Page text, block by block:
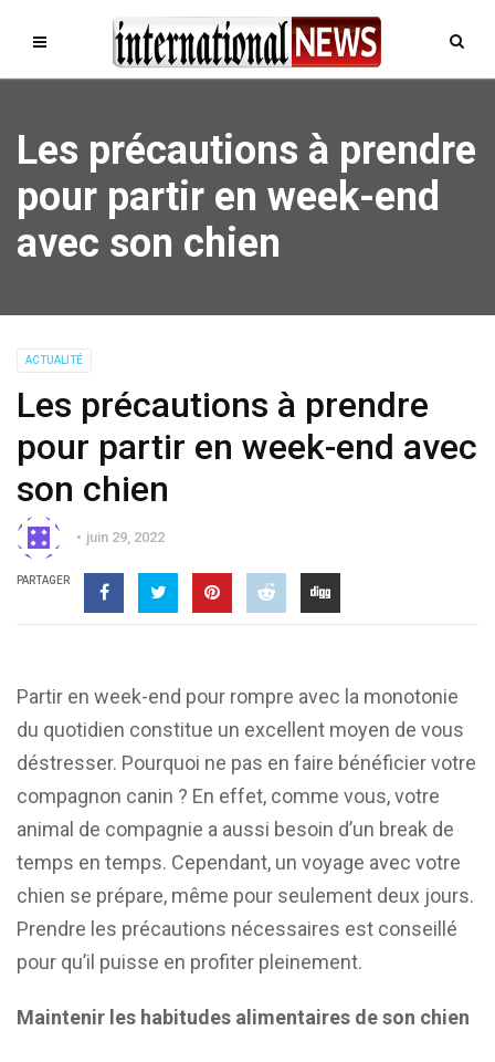
Les précautions à prendre
pour partir en week-end
avec son chien
ACTUALITÉ
Les précautions à prendre
pour partir en week-end avec
son chien
juin 29, 2022
PARTAGER
Partir en week-end pour rompre avec la monotonie
du quotidien constitue un excellent moyen de vous
déstresser. Pourquoi ne pas en faire bénéficier votre
compagnon canin ? En effet, comme vous, votre
animal de compagnie a aussi besoin d’un break de
temps en temps. Cependant, un voyage avec votre
chien se prépare, même pour seulement deux jours.
Prendre les précautions nécessaires est conseillé
pour qu’il puisse en profiter pleinement.
Maintenir les habitudes alimentaires de son chien